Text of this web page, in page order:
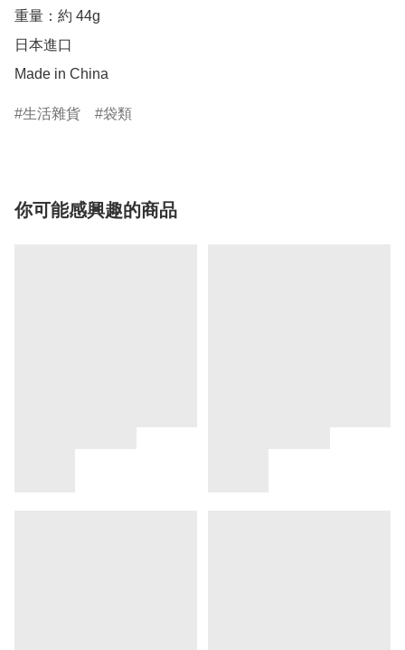
重量：約 44g
日本進口
Made in China
生活雜貨 袋類
你可能感興趣的商品